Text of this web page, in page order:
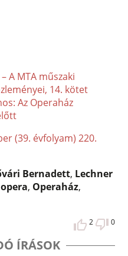
A MTA műszaki
14. kötet
Az Operaház
(39. évfolyam) 220.
Bernadett, Lechner
opera, Operaház,
2 0
ÍRÁSOK